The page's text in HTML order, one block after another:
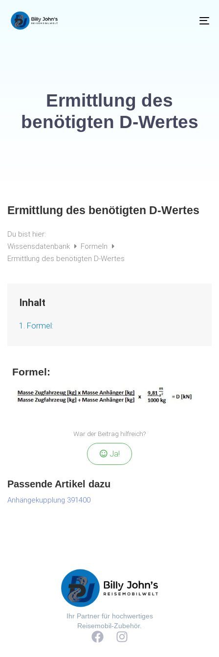
Ermittlung des
benötigten D-Wertes
Ermittlung des benötigten D-Wertes
Du bist hier:
Wissensdatenbank
Formeln
Ermittlung des benötigten D-Wertes
Inhalt
1. Formel:
Formel:
War der Beitrag hilfreich?
Ja!
Passende Artikel dazu
Anhängekupplung 391400
Ihr Partner für hochwertiges
Reisemobil-Zubehör.